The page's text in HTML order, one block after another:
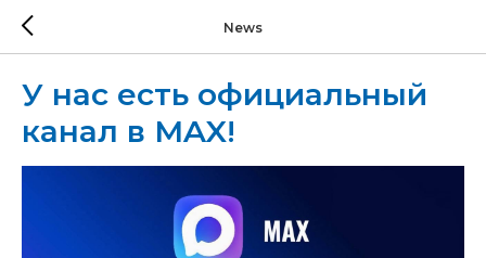
News
У нас есть официальный
канал в MAX!